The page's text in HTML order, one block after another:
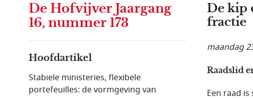
De kip
fractie
maandag
Raadslid
Een raad
De Hofvijver Jaargang
16, nummer 173
Hoofdartikel
Stabiele ministeries, flexibele
portefeuilles: de vormgeving van